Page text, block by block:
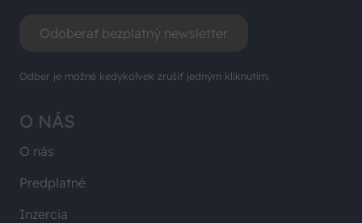
O NÁS
O nás
Predplatné
Inzercia
Odoberať bezplatný newsletter
Odber je možné kedykoľvek zrušiť jedným kliknutím.